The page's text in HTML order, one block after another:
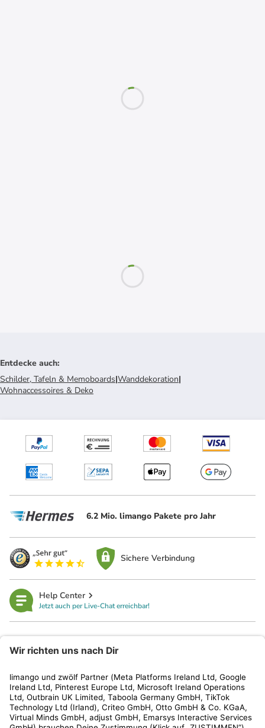
Entdecke auch:
Schilder, Tafeln & Memoboards|Wanddekoration|
Wohnaccessoires & Deko
6.2 Mio. limango Pakete pro Jahr
Sichere Verbindung
Help Center
Jetzt auch per Live-Chat erreichbar!
Kundenservice
Shop